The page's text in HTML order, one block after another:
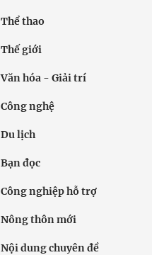
Thể thao
Thế giới
Văn hóa - Giải trí
Công nghệ
Du lịch
Bạn đọc
Công nghiệp hỗ trợ
Nông thôn mới
Nội dung chuyên đề